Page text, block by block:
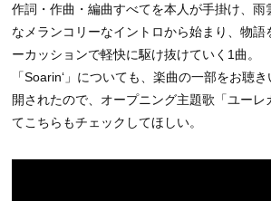
作詞・作曲・編曲すべてを本人が手掛け、雨
なメランコリーなイントロから始まり、物
ーカッションで軽快に駆け抜けていく1曲。
「Soarin‘」についても、楽曲の一部をお聴
開されたので、オープニング主題歌「ユー
てこちらもチェックしてほしい。